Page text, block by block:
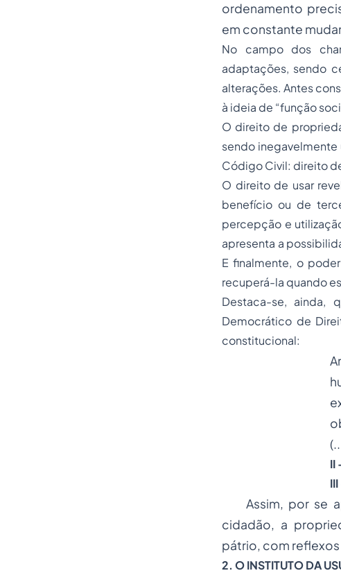
ordenamento
em constante
No campo dos
adaptações, sendo
alterações. Antes
à ideia de “função
O direito de
sendo
Código Civil: direito
O direito de usar
benefício ou de
percepção e
apresenta a
E finalmente, o
recuperá-la quando
Destaca-se, ainda,
Democrático de
constitucional:
II
Assim, por se
cidadão, a
pátrio, com
2. O INSTITUTO DA